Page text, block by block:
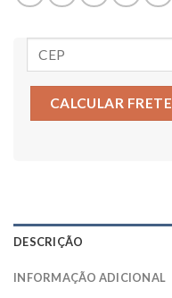
CALCULAR FRETE
DESCRIÇÃO
INFORMAÇÃO ADICIONAL